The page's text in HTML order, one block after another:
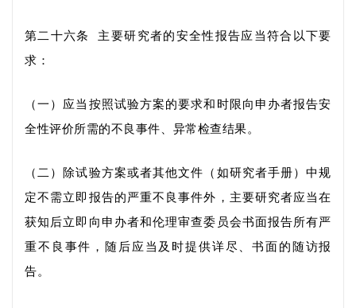
第二十六条
主要研究者的安全性报告应当符合以下要
求：
（一）应当按照试验方案的要求和时限向申办者报告安
全性评价所需的不良事件、 异常检查结果。
（二）除试验方案或者其他文件（如研究者手册）中规
定不需立即报告的严重不良事件外，主要研究者应当在
获知后立即向申办者和伦理审查委员会书面报告所有严
重不良事件，随后应当及时提供详尽、书面的随访报
告。